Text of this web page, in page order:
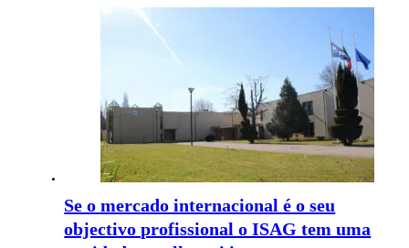
Se o mercado internacional é o seu
objectivo profissional o ISAG tem uma